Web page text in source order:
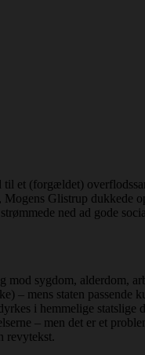
et (forgældet)
Glistrup dukkede
ned ad gode
sygdom, alderdom,
– mens staten passende
i hemmelige statslige
– men det er et
revytekst.